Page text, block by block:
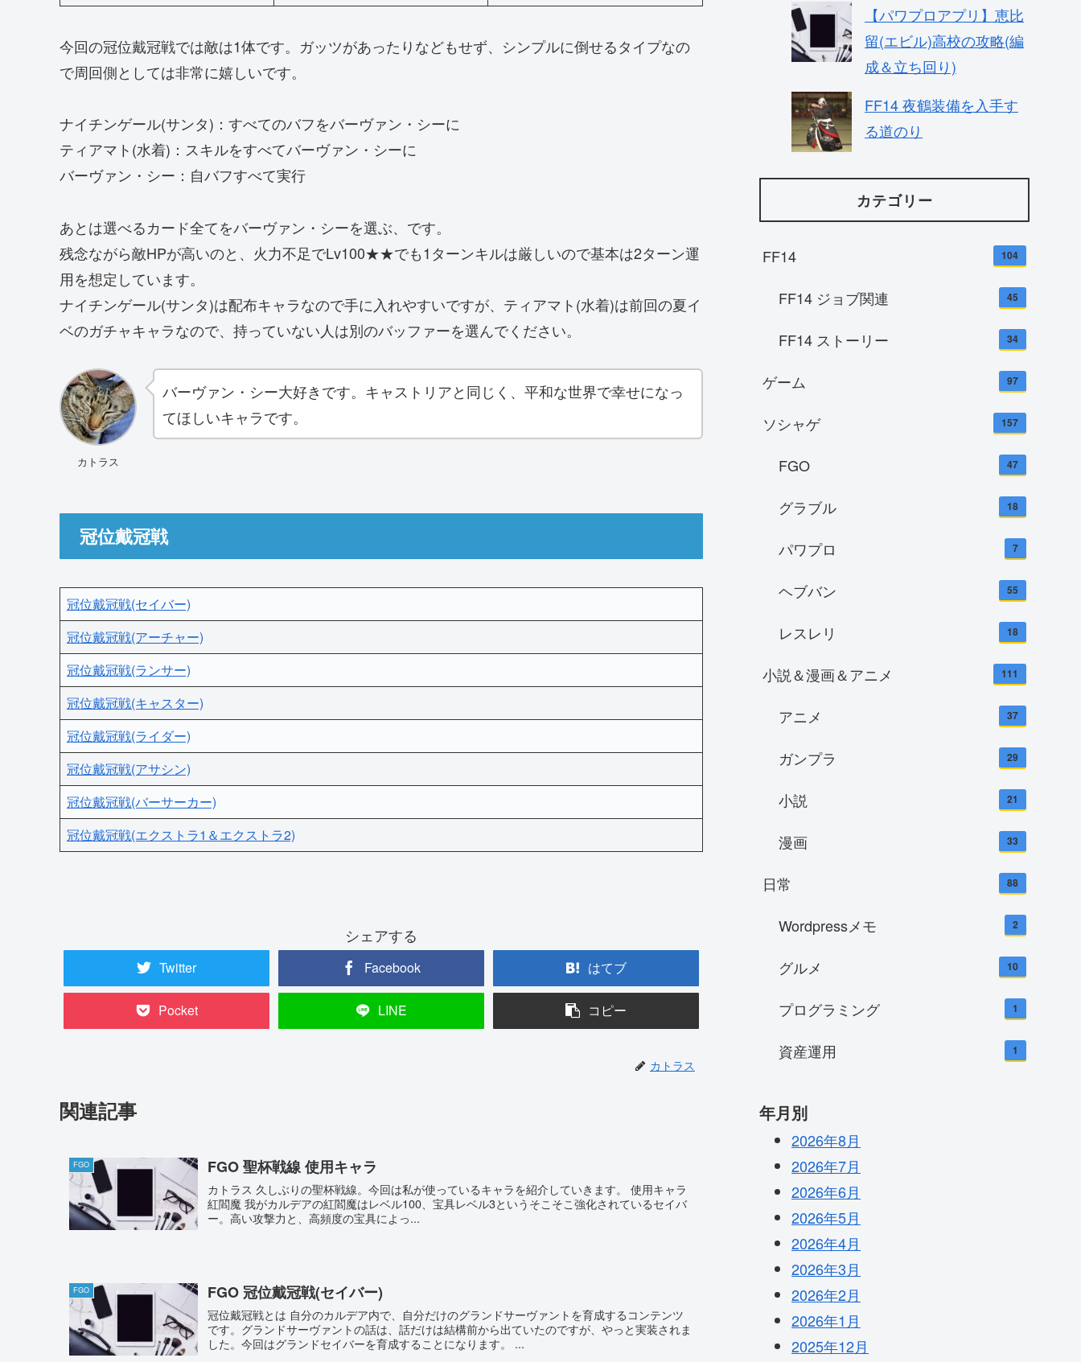
今回の冠位戴冠戦では敵は1体です。ガッツがあったりなどもせず、シンプルに倒せるタイプなの
で周回側としては非常に嬉しいです。
ナイチンゲール(サンタ)：すべてのバフをバーヴァン・シーに
ティアマト(水着)：スキルをすべてバーヴァン・シーに
バーヴァン・シー：自バフすべて実行
あとは選べるカード全てをバーヴァン・シーを選ぶ、です。
残念ながら敵HPが高いのと、火力不足でLv100★★でも1ターンキルは厳しいので基本は2ターン運
用を想定しています。
ナイチンゲール(サンタ)は配布キャラなので手に入れやすいですが、ティアマト(水着)は前回の夏イ
ベのガチャキャラなので、持っていない人は別のバッファーを選んでください。
カトラス
バーヴァン・シー大好きです。キャストリアと同じく、平和な世界で幸せになっ
てほしいキャラです。
冠位戴冠戦
冠位戴冠戦(セイバー)
冠位戴冠戦(アーチャー)
冠位戴冠戦(ランサー)
冠位戴冠戦(キャスター)
冠位戴冠戦(ライダー)
冠位戴冠戦(アサシン)
冠位戴冠戦(バーサーカー)
冠位戴冠戦(エクストラ1＆エクストラ2)
シェアする
Twitter Facebook はてブ
Pocket LINE コピー
カトラス
関連記事
FGO FGO 聖杯戦線 使用キャラ
カトラス 久しぶりの聖杯戦線。今回は私が使っているキャラを紹介していきます。 使用キャラ
紅閻魔 我がカルデアの紅閻魔はレベル100、宝具レベル3というそこそこ強化されているセイバ
ー。高い攻撃力と、高頻度の宝具によっ...
FGO FGO 冠位戴冠戦(セイバー)
冠位戴冠戦とは 自分のカルデア内で、自分だけのグランドサーヴァントを育成するコンテンツ
です。グランドサーヴァントの話は、話だけは結構前から出ていたのですが、やっと実装されま
した。今回はグランドセイバーを育成することになります。 ...
【パワプロアプリ】恵比
留(エビル)高校の攻略(編
成＆立ち回り)
FF14 夜鶴装備を入手す
る道のり
カテゴリー
FF14 104
FF14 ジョブ関連 45
FF14 ストーリー 34
ゲーム 97
ソシャゲ 157
FGO 47
グラブル 18
パワプロ 7
ヘブバン 55
レスレリ 18
小説＆漫画＆アニメ 111
アニメ 37
ガンプラ 29
小説 21
漫画 33
日常 88
Wordpressメモ 2
グルメ 10
プログラミング 1
資産運用 1
年月別
2026年8月
2026年7月
2026年6月
2026年5月
2026年4月
2026年3月
2026年2月
2026年1月
2025年12月